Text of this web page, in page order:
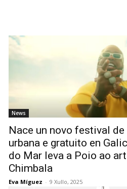
News
Nace un novo festival
urbana e gratuito en
do Mar leva a Poio ao
Chimbala
Eva Míguez - 9 Xullo, 2025